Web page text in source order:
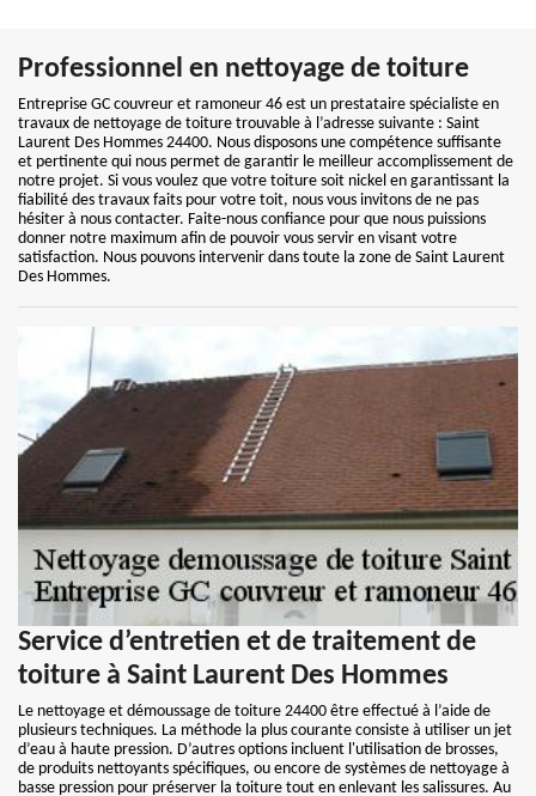
Professionnel en nettoyage de toiture
Entreprise GC couvreur et ramoneur 46 est un prestataire spécialiste en
travaux de nettoyage de toiture trouvable à l’adresse suivante : Saint
Laurent Des Hommes 24400. Nous disposons une compétence suffisante
et pertinente qui nous permet de garantir le meilleur accomplissement de
notre projet. Si vous voulez que votre toiture soit nickel en garantissant la
fiabilité des travaux faits pour votre toit, nous vous invitons de ne pas
hésiter à nous contacter. Faite-nous confiance pour que nous puissions
donner notre maximum afin de pouvoir vous servir en visant votre
satisfaction. Nous pouvons intervenir dans toute la zone de Saint Laurent
Des Hommes.
Service d’entretien et de traitement de
toiture à Saint Laurent Des Hommes
Le nettoyage et démoussage de toiture 24400 être effectué à l’aide de
plusieurs techniques. La méthode la plus courante consiste à utiliser un jet
d’eau à haute pression. D’autres options incluent l'utilisation de brosses,
de produits nettoyants spécifiques, ou encore de systèmes de nettoyage à
basse pression pour préserver la toiture tout en enlevant les salissures. Au